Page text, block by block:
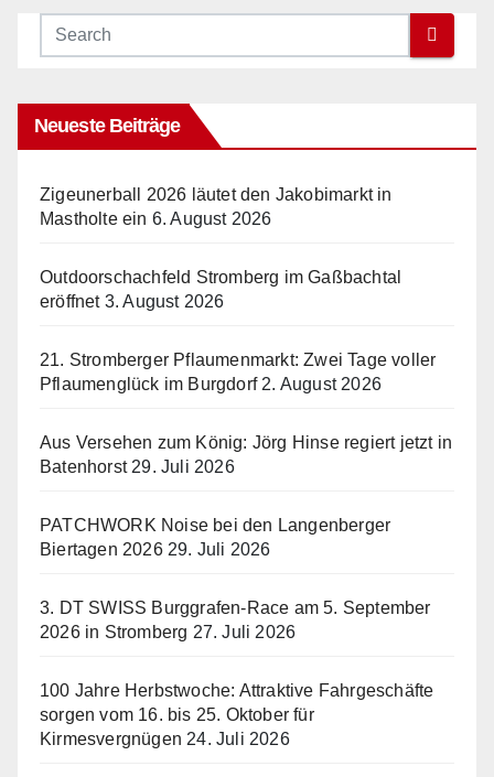
Neueste Beiträge
Zigeunerball 2026 läutet den Jakobimarkt in
Mastholte ein 6. August 2026
Outdoorschachfeld Stromberg im Gaßbachtal
eröffnet 3. August 2026
21. Stromberger Pflaumenmarkt: Zwei Tage voller
Pflaumenglück im Burgdorf 2. August 2026
Aus Versehen zum König: Jörg Hinse regiert jetzt in
Batenhorst 29. Juli 2026
PATCHWORK Noise bei den Langenberger
Biertagen 2026 29. Juli 2026
3. DT SWISS Burggrafen-Race am 5. September
2026 in Stromberg 27. Juli 2026
100 Jahre Herbstwoche: Attraktive Fahrgeschäfte
sorgen vom 16. bis 25. Oktober für
Kirmesvergnügen 24. Juli 2026